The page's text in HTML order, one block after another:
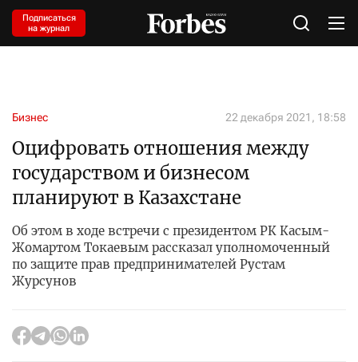
Подписаться
на журнал
Бизнес 22 декабря 2021, 18:58
Оцифровать отношения между
государством и бизнесом
планируют в Казахстане
Об этом в ходе встречи с президентом РК Касым-
Жомартом Токаевым рассказал уполномоченный
по защите прав предпринимателей Рустам
Журсунов